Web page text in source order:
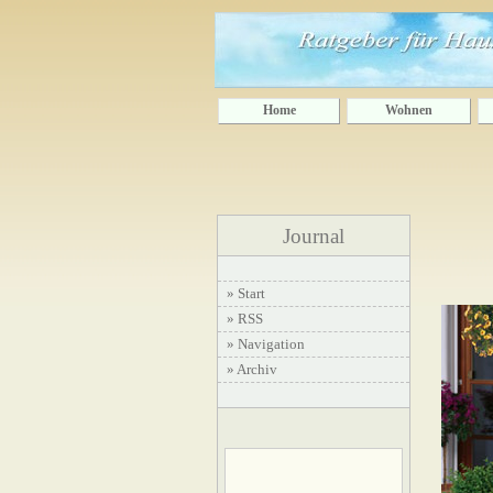
Home Wohnen
Journal
» Start
» RSS
» Navigation
» Archiv